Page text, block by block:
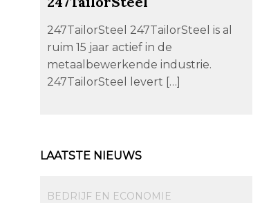
247TailorSteel 247TailorSteel is al
ruim 15 jaar actief in de
metaalbewerkende industrie.
247TailorSteel levert […]
LAATSTE NIEUWS
BEDRIJF EN ECONOMIE